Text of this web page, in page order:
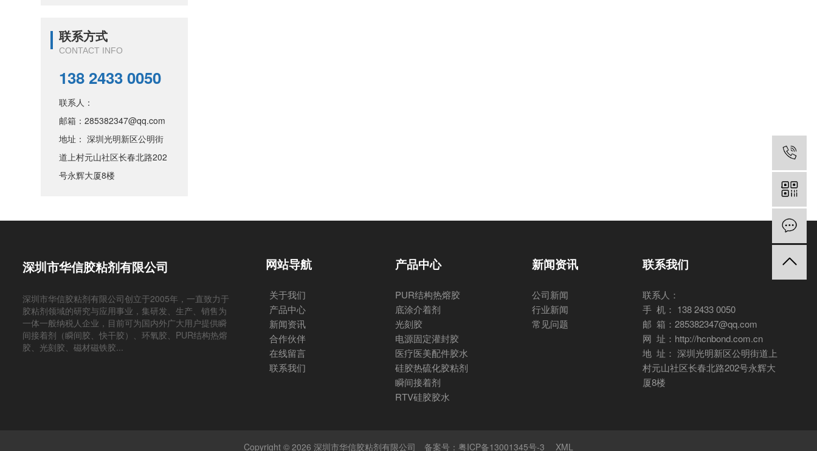
联系方式
CONTACT INFO
138 2433 0050
联系人：
邮箱：285382347@qq.com
地址： 深圳光明新区公明街
道上村元山社区长春北路202
号永辉大厦8楼
深圳市华信胶粘剂有限公司
深圳市华信胶粘剂有限公司创立于2005年，一直致力于
胶粘剂领域的研究与应用事业，集研发、生产、销售为
一体一般纳税人企业，目前可为国内外广大用户提供瞬
间接着剂（瞬间胶、快干胶）、环氧胶、PUR结构热熔
胶、光刻胶、磁材磁铁胶...
网站导航
关于我们
产品中心
新闻资讯
合作伙伴
在线留言
联系我们
产品中心
PUR结构热熔胶
底涂介着剂
光刻胶
电源固定灌封胶
医疗医美配件胶水
硅胶热硫化胶粘剂
瞬间接着剂
RTV硅胶胶水
新闻资讯
公司新闻
行业新闻
常见问题
联系我们
联系人：
手 机： 138 2433 0050
邮 箱：285382347@qq.com
网 址：http://hcnbond.com.cn
地 址： 深圳光明新区公明街道上
村元山社区长春北路202号永辉大
厦8楼
Copyright © 2026 深圳市华信胶粘剂有限公司 备案号：粤ICP备13001345号-3 XML